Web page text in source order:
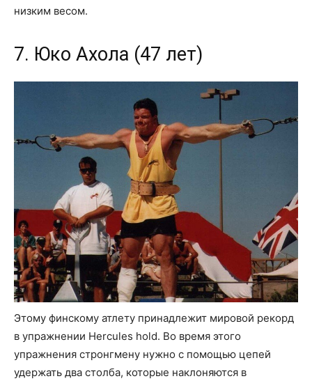
низким весом.
7. Юко Ахола (47 лет)
Этому финскому атлету принадлежит мировой рекорд
в упражнении Hercules hold. Во время этого
упражнения стронгмену нужно с помощью цепей
удержать два столба, которые наклоняются в